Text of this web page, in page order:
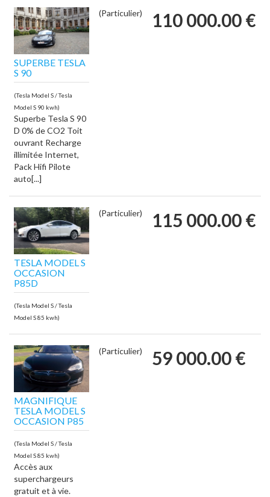
SUPERBE TESLA
S 90
(Tesla Model S / Tesla
Model S 90 kwh)
Superbe Tesla S 90
D 0% de CO2 Toit
ouvrant Recharge
illimitée Internet,
Pack Hifi Pilote
auto[...]
(Particulier) 110 000.00 €
TESLA MODEL S
OCCASION
P85D
(Tesla Model S / Tesla
Model S 85 kwh)
(Particulier) 115 000.00 €
MAGNIFIQUE
TESLA MODEL S
OCCASION P85
(Tesla Model S / Tesla
Model S 85 kwh)
Accès aux
superchargeurs
gratuit et à vie.
(Particulier) 59 000.00 €